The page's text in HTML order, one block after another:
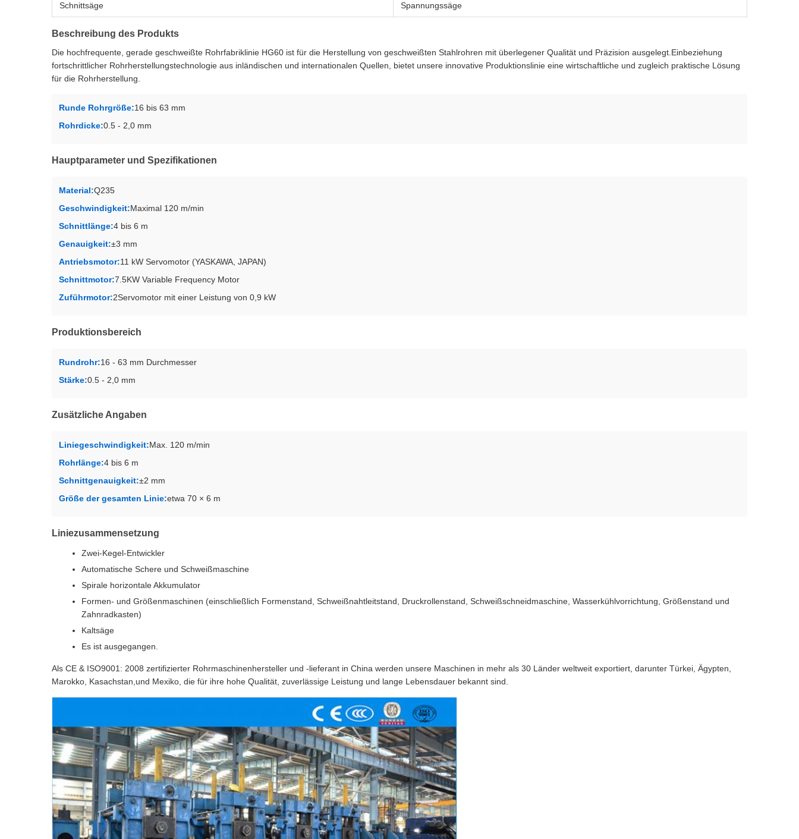
Schnittsäge Spannungssäge
Beschreibung des Produkts
Die hochfrequente, gerade geschweißte Rohrfabriklinie HG60 ist für die Herstellung von geschweißten Stahlrohren mit überlegener Qualität und Präzision ausgelegt.Einbeziehung
fortschrittlicher Rohrherstellungstechnologie aus inländischen und internationalen Quellen, bietet unsere innovative Produktionslinie eine wirtschaftliche und zugleich praktische Lösung
für die Rohrherstellung.
Runde Rohrgröße:16 bis 63 mm
Rohrdicke:0.5 - 2,0 mm
Hauptparameter und Spezifikationen
Material:Q235
Geschwindigkeit:Maximal 120 m/min
Schnittlänge:4 bis 6 m
Genauigkeit:±3 mm
Antriebsmotor:11 kW Servomotor (YASKAWA, JAPAN)
Schnittmotor:7.5KW Variable Frequency Motor
Zuführmotor:2Servomotor mit einer Leistung von 0,9 kW
Produktionsbereich
Rundrohr:16 - 63 mm Durchmesser
Stärke:0.5 - 2,0 mm
Zusätzliche Angaben
Liniegeschwindigkeit:Max. 120 m/min
Rohrlänge:4 bis 6 m
Schnittgenauigkeit:±2 mm
Größe der gesamten Linie:etwa 70 × 6 m
Liniezusammensetzung
Zwei-Kegel-Entwickler
Automatische Schere und Schweißmaschine
Spirale horizontale Akkumulator
Formen- und Größenmaschinen (einschließlich Formenstand, Schweißnahtleitstand, Druckrollenstand, Schweißschneidmaschine, Wasserkühlvorrichtung, Größenstand und
Zahnradkasten)
Kaltsäge
Es ist ausgegangen.
Als CE & ISO9001: 2008 zertifizierter Rohrmaschinenhersteller und -lieferant in China werden unsere Maschinen in mehr als 30 Länder weltweit exportiert, darunter Türkei, Ägypten,
Marokko, Kasachstan,und Mexiko, die für ihre hohe Qualität, zuverlässige Leistung und lange Lebensdauer bekannt sind.